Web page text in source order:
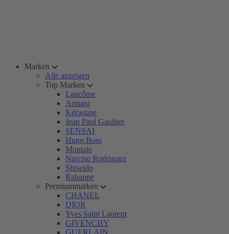
Marken
Alle anzeigen
Top Marken
Lancôme
Armani
Kérastase
Jean Paul Gaultier
SENSAI
Hugo Boss
Montale
Narciso Rodriguez
Shiseido
Rabanne
Premiummarken
CHANEL
DIOR
Yves Saint Laurent
GIVENCHY
GUERLAIN